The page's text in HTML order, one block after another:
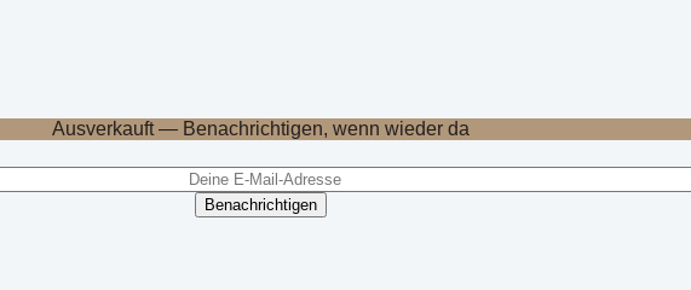
Ausverkauft — Benachrichtigen, wenn wieder da
Benachrichtigen